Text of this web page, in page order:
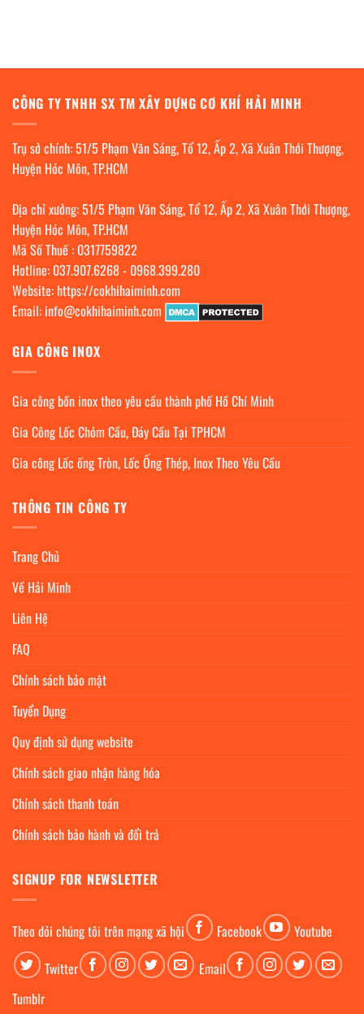
CÔNG TY TNHH SX TM XÂY DỰNG CƠ KHÍ HẢI MINH
Trụ sở chính: 51/5 Phạm Văn Sáng, Tổ 12, Ấp 2, Xã Xuân Thới Thượng,
Huyện Hóc Môn, TP.HCM
Địa chỉ xưởng: 51/5 Phạm Văn Sáng, Tổ 12, Ấp 2, Xã Xuân Thới Thượng,
Huyện Hóc Môn, TP.HCM
Mã Số Thuế : 0317759822
Hotline: 037.907.6268- 0968.399.280
Website: https://cokhihaiminh.com
Email: info@cokhihaiminh.com
GIA CÔNG INOX
Gia công bồn inox theo yêu cầu thành phố Hồ Chí Minh
Gia Công Lốc Chỏm Cầu, Đáy Cầu Tại TPHCM
Gia công Lốc ống Tròn, Lốc Ống Thép, Inox Theo Yêu Cầu
THÔNG TIN CÔNG TY
Trang Chủ
Về Hải Minh
Liên Hệ
FAQ
Chính sách bảo mật
Tuyển Dụng
Quy định sử dụng website
Chính sách giao nhận hàng hóa
Chính sách thanh toán
Chính sách bảo hành và đổi trả
SIGNUP FOR NEWSLETTER
Theo dỏi chúng tôi trên mạng xã hội Facebook
Youtube
Twitter
Email
Tumblr